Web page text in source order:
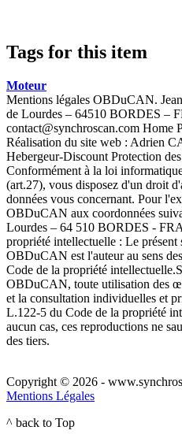
Tags for this item
Moteur
Mentions légales OBDuCAN.
de Lourdes – 64510 BORDES –
contact@synchroscan.com Home
Réalisation du site web : Adrien
Hebergeur-Discount Protection
Conformément à la loi
(art.27), vous disposez d'un droit
données vous concernant. Pour
OBDuCAN aux coordonnées
Lourdes – 64 510 BORDES -
propriété intellectuelle : Le
OBDuCAN est l'auteur au sens
Code de la propriété
OBDuCAN, toute utilisation des
et la consultation individuelles et
L.122-5 du Code de la propriété
aucun cas, ces reproductions ne
des tiers.
Copyright © 2026 -
Mentions Légales
^ back to Top